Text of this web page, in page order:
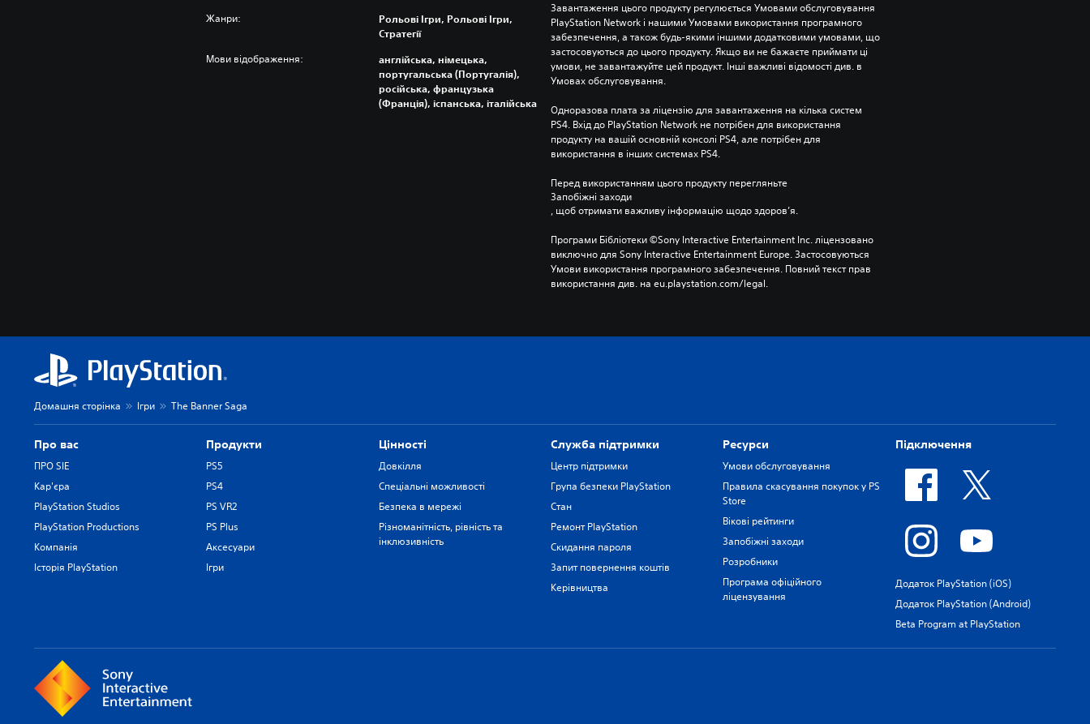
Жанри:
Рольові Ігри, Рольові Ігри,
Стратегії
Мови відображення:
англійська, німецька,
португальська (Португалія),
російська, французька
(Франція), іспанська, італійська
Завантаження цього продукту регулюється Умовами обслуговування
PlayStation Network і нашими Умовами використання програмного
забезпечення, а також будь-якими іншими додатковими умовами, що
застосовуються до цього продукту. Якщо ви не бажаєте приймати ці
умови, не завантажуйте цей продукт. Інші важливі відомості див. в
Умовах обслуговування.
Одноразова плата за ліцензію для завантаження на кілька систем
PS4. Вхід до PlayStation Network не потрібен для використання
продукту на вашій основній консолі PS4, але потрібен для
використання в інших системах PS4.
Перед використанням цього продукту перегляньте
Запобіжні заходи
, щоб отримати важливу інформацію щодо здоров’я.
Програми Бібліотеки ©Sony Interactive Entertainment Inc. ліцензовано
виключно для Sony Interactive Entertainment Europe. Застосовуються
Умови використання програмного забезпечення. Повний текст прав
використання див. на eu.playstation.com/legal.
Домашня сторінка Ігри The Banner Saga
Про вас
ПРО SIE
Кар'єра
PlayStation Studios
PlayStation Productions
Компанія
Історія PlayStation
Продукти
PS5
PS4
PS VR2
PS Plus
Аксесуари
Ігри
Цiнностi
Довкілля
Спеціальні можливості
Безпека в мережі
Різноманітність, рівність та
інклюзивність
Служба підтримки
Центр підтримки
Група безпеки PlayStation
Стан
Ремонт PlayStation
Скидання пароля
Запит повернення коштів
Керівництва
Ресурси
Умови обслуговування
Правила скасування покупок у PS
Store
Вікові рейтинги
Запобіжні заходи
Розробники
Програма офіційного
ліцензування
Підключення
Додаток PlayStation (iOS)
Додаток PlayStation (Android)
Beta Program at PlayStation